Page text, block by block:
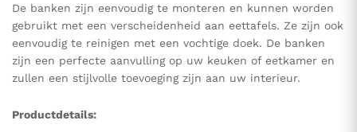
De banken zijn eenvoudig te monteren en kunnen worden
gebruikt met een verscheidenheid aan eettafels. Ze zijn ook
eenvoudig te reinigen met een vochtige doek. De banken
zijn een perfecte aanvulling op uw keuken of eetkamer en
zullen een stijlvolle toevoeging zijn aan uw interieur.
Productdetails: